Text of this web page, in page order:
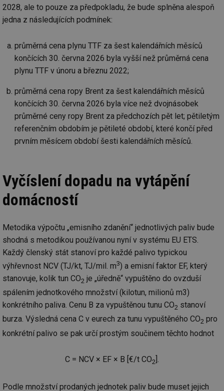
2028, ale to pouze za předpokladu, že bude splněna alespoň
jedna z následujících podmínek:
průměrná cena plynu TTF za šest kalendářních měsíců
končících 30. června 2026 byla vyšší než průměrná cena
plynu TTF v únoru a březnu 2022;
průměrná cena ropy Brent za šest kalendářních měsíců
končících 30. června 2026 byla více než dvojnásobek
průměrné ceny ropy Brent za předchozích pět let; pětiletým
referenčním obdobím je pětileté období, které končí před
prvním měsícem období šesti kalendářních měsíců.
Vyčíslení dopadu na vytápění
domácností
Metodika výpočtu „emisního zdanění“ jednotlivých paliv bude
shodná s metodikou používanou nyní v systému EU ETS.
Každý členský stát stanoví pro každé palivo typickou
výhřevnost NCV (TJ/kt, TJ/mil. m3) a emisní faktor EF, který
stanovuje, kolik tun CO2 je „úředně“ vypuštěno do ovzduší
spálením jednotkového množství (kilotun, milionů m3)
konkrétního paliva. Cenu B za vypuštěnou tunu CO2 stanoví
burza. Výsledná cena C v eurech za tunu vypuštěného CO2 pro
konkrétní palivo se pak určí prostým součinem těchto hodnot
C = NCV × EF × B [€/t CO2
Podle množství prodaných jednotek paliv bude muset jejich